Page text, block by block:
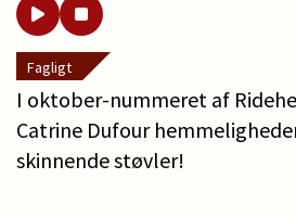
Fagligt
I oktober-nummeret af
Catrine Dufour
skinnende støvler!